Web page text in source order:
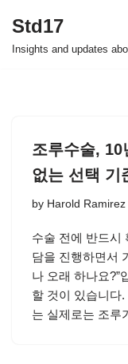
Skip
Std17
Insights and updates
조루수술, 10
없는 선택 기
by Harold Ramirez
수술 전에 반드시
담을 진행하면서
나 오래 하나요?”
할 것이 있습니다
는 실제로는 조루